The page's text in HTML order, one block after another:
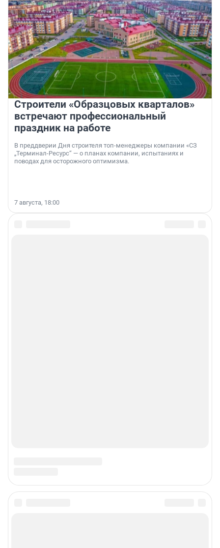
Строители «Образцовых кварталов»
встречают профессиональный
праздник на работе
В преддверии Дня строителя топ-менеджеры компании «СЗ
„Терминал-Ресурс“ — о планах компании, испытаниях и
поводах для осторожного оптимизма.
7 августа, 18:00